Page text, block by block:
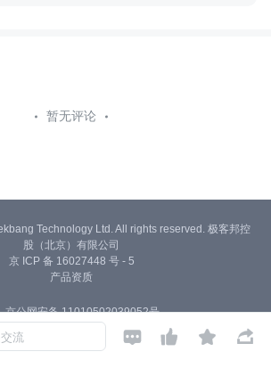
暂无评论
流    
Technology Ltd. All rights reserved. 极客邦控
股（北京）有限公司
京 ICP 备 16027448 号 - 5
产品资质
京公网安备 11010502039052号